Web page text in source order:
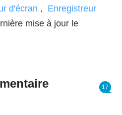
d'écran , Enregistreur
mise à jour le
17